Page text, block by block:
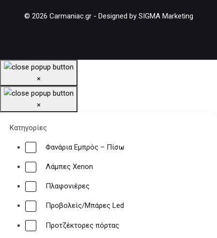
© 2026 Carmaniac.gr - Designed by SIGMA Marketing
×
×
Κατηγορίες
Φανάρια Εμπρός – Πίσω
Λάμπες Xenon
Πλαφονιέρες
Προβολείς/Μπάρες Led
Προτζέκτορες πόρτας